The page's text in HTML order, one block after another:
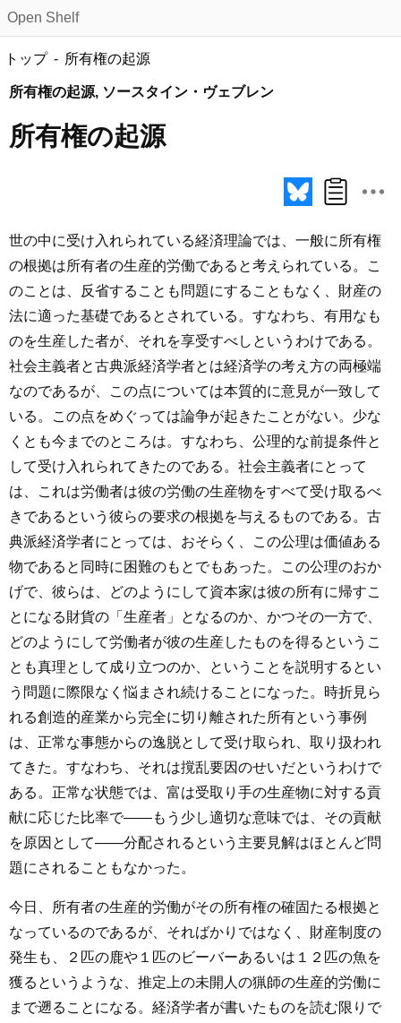
Open Shelf
トップ 所有権の起源
所有権の起源, ソースタイン・ヴェブレン
所有権の起源
世の中に受け入れられている経済理論では、一般に所有権
の根拠は所有者の生産的労働であると考えられている。こ
のことは、反省することも問題にすることもなく、財産の
法に適った基礎であるとされている。すなわち、有用なも
のを生産した者が、それを享受すべしというわけである。
社会主義者と古典派経済学者とは経済学の考え方の両極端
なのであるが、この点については本質的に意見が一致して
いる。この点をめぐっては論争が起きたことがない。少な
くとも今までのところは。すなわち、公理的な前提条件と
して受け入れられてきたのである。社会主義者にとって
は、これは労働者は彼の労働の生産物をすべて受け取るべ
きであるという彼らの要求の根拠を与えるものである。古
典派経済学者にとっては、おそらく、この公理は価値ある
物であると同時に困難のもとでもあった。この公理のおか
げで、彼らは、どのようにして資本家は彼の所有に帰すこ
とになる財貨の「生産者」となるのか、かつその一方で、
どのようにして労働者が彼の生産したものを得るというこ
とも真理として成り立つのか、ということを説明するとい
う問題に際限なく悩まされ続けることになった。時折見ら
れる創造的産業から完全に切り離された所有という事例
は、正常な事態からの逸脱として受け取られ、取り扱われ
てきた。すなわち、それは撹乱要因のせいだというわけで
ある。正常な状態では、富は受取り手の生産物に対する貢
献に応じた比率で――もう少し適切な意味では、その貢献
を原因として――分配されるという主要見解はほとんど問
題にされることもなかった。
今日、所有者の生産的労働がその所有権の確固たる根拠と
なっているのであるが、そればかりではなく、財産制度の
発生も、２匹の鹿や１匹のビーバーあるいは１２匹の魚を
獲るというような、推定上の未開人の猟師の生産的労働に
まで遡ることになる。経済学者が書いたものを読む限りで